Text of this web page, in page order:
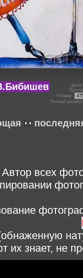
Размер:
Полный
Автор всех
их знает, не